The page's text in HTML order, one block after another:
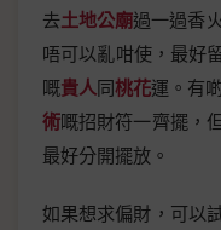
去土地公廟過一過香
唔可以亂咁使，最好
嘅貴人同桃花運。有
術嘅招財符一齊擺，
最好分開擺放。
如果想求偏財，可以